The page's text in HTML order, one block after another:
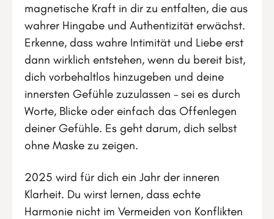
magnetische Kraft in dir zu entfalten, die aus
wahrer Hingabe und Authentizität erwächst.
Erkenne, dass wahre Intimität und Liebe erst
dann wirklich entstehen, wenn du bereit bist,
dich vorbehaltlos hinzugeben und deine
innersten Gefühle zuzulassen – sei es durch
Worte, Blicke oder einfach das Offenlegen
deiner Gefühle. Es geht darum, dich selbst
ohne Maske zu zeigen.
2025 wird für dich ein Jahr der inneren
Klarheit. Du wirst lernen, dass echte
Harmonie nicht im Vermeiden von Konflikten